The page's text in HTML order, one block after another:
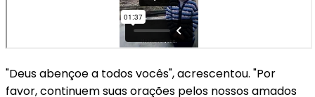
"Deus abençoe a todos vocês", acrescentou. "Por
favor, continuem suas orações pelos nossos amados